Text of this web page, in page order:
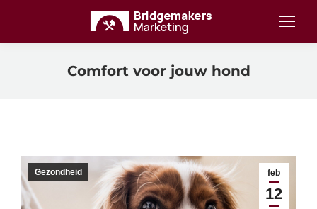
Comfort voor jouw hond
feb
12
Gezondheid